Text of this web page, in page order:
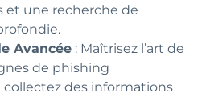
et une recherche de
Avancée : Maîtrisez l’art de
de phishing
des informations